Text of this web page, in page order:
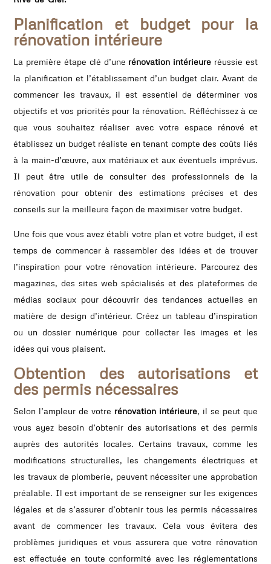
Planification et budget pour la
rénovation intérieure
La première étape clé d’une rénovation intérieure réussie est
la planification et l’établissement d’un budget clair. Avant de
commencer les travaux, il est essentiel de déterminer vos
objectifs et vos priorités pour la rénovation. Réfléchissez à ce
que vous souhaitez réaliser avec votre espace rénové et
établissez un budget réaliste en tenant compte des coûts liés
à la main-d’œuvre, aux matériaux et aux éventuels imprévus.
Il peut être utile de consulter des professionnels de la
rénovation pour obtenir des estimations précises et des
conseils sur la meilleure façon de maximiser votre budget.
Une fois que vous avez établi votre plan et votre budget, il est
temps de commencer à rassembler des idées et de trouver
l’inspiration pour votre rénovation intérieure. Parcourez des
magazines, des sites web spécialisés et des plateformes de
médias sociaux pour découvrir des tendances actuelles en
matière de design d’intérieur. Créez un tableau d’inspiration
ou un dossier numérique pour collecter les images et les
idées qui vous plaisent.
Obtention des autorisations et
des permis nécessaires
Selon l’ampleur de votre rénovation intérieure, il se peut que
vous ayez besoin d’obtenir des autorisations et des permis
auprès des autorités locales. Certains travaux, comme les
modifications structurelles, les changements électriques et
les travaux de plomberie, peuvent nécessiter une approbation
préalable. Il est important de se renseigner sur les exigences
légales et de s’assurer d’obtenir tous les permis nécessaires
avant de commencer les travaux. Cela vous évitera des
problèmes juridiques et vous assurera que votre rénovation
est effectuée en toute conformité avec les réglementations